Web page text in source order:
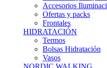
Accesorios
Ofertas y packs
Frontales
HIDRATACIÓN
Termos
Bolsas Hidratación
Vasos
NORDIC WALKING